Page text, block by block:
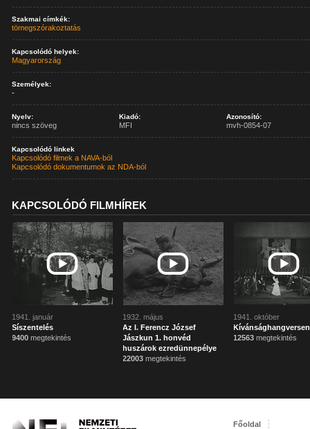
Szakmai címkék:
tömegszórakoztatás
Kapcsolódó helyek:
Magyarország
Személyek:
-
Nyelv:
nincs szöveg
Kiadó:
MFI
Azonosító:
mvh-0854-07
Kapcsolódó linkek
Kapcsolódó filmek a NAVA-ból
Kapcsolódó dokumentumok az NDA-ból
KAPCSOLÓDÓ FILMHÍREK
1941. január
Síszentelés
9400 megtekintés
1932. május
Az I. Ferencz József
Jászkun 1. honvéd
huszárok ezredünnepélye
22003 megtekintés
1941. október
12563 megtekintés
Főoldal